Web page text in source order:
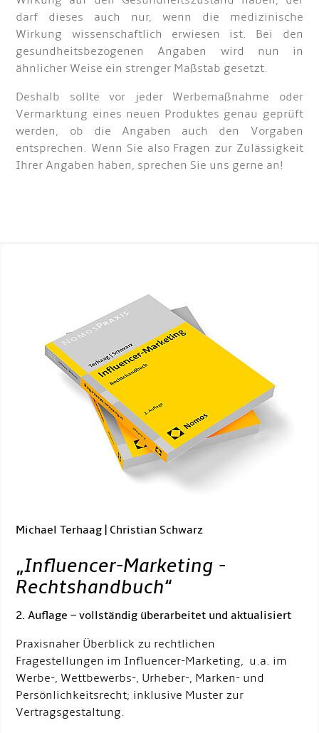
darf dieses auch nur, wenn die medizinische
Wirkung wissenschaftlich erwiesen ist. Bei den
gesundheitsbezogenen Angaben wird nun in
ähnlicher Weise ein strenger Maßstab gesetzt.
Deshalb sollte vor jeder Werbemaßnahme oder
Vermarktung eines neuen Produktes genau geprüft
werden, ob die Angaben auch den Vorgaben
entsprechen. Wenn Sie also Fragen zur Zulässigkeit
Ihrer Angaben haben, sprechen Sie uns gerne an!
Michael Terhaag | Christian Schwarz
„Influencer-Marketing -
Rechtshandbuch“
2. Auflage – vollständig überarbeitet und aktualisiert
Praxisnaher Überblick zu rechtlichen
Fragestellungen im Influencer-Marketing, u.a. im
Werbe-, Wettbewerbs-, Urheber-, Marken- und
Persönlichkeitsrecht; inklusive Muster zur
Vertragsgestaltung.